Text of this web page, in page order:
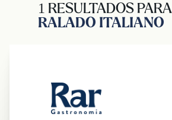
1 RESULTADOS PARA
RALADO ITALIANO